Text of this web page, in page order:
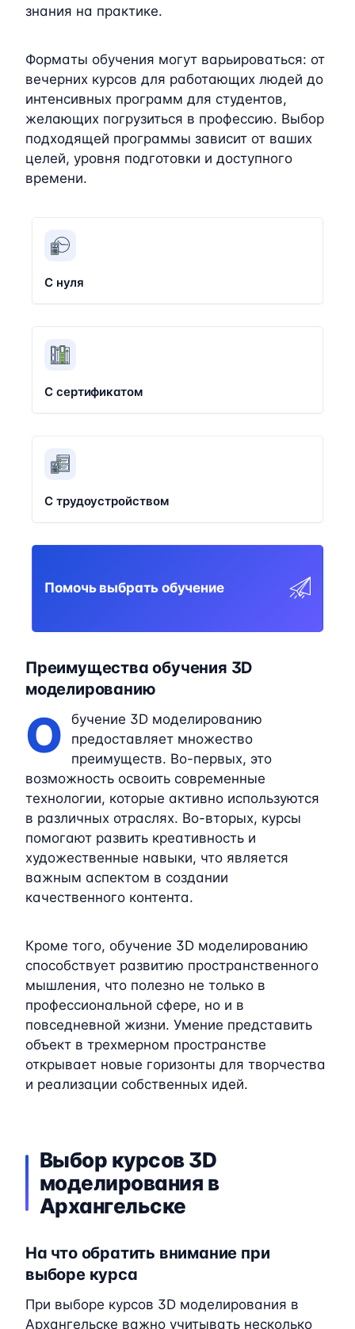
знания на практике.
Форматы обучения могут варьироваться: от
вечерних курсов для работающих людей до
интенсивных программ для студентов,
желающих погрузиться в профессию. Выбор
подходящей программы зависит от ваших
целей, уровня подготовки и доступного
времени.
С нуля
С сертификатом
С трудоустройством
Помочь выбрать обучение
Преимущества обучения 3D
моделированию
О
бучение 3D моделированию
предоставляет множество
преимуществ. Во-первых, это
возможность освоить современные
технологии, которые активно используются
в различных отраслях. Во-вторых, курсы
помогают развить креативность и
художественные навыки, что является
важным аспектом в создании
качественного контента.
Кроме того, обучение 3D моделированию
способствует развитию пространственного
мышления, что полезно не только в
профессиональной сфере, но и в
повседневной жизни. Умение представить
объект в трехмерном пространстве
открывает новые горизонты для творчества
и реализации собственных идей.
Выбор курсов 3D
моделирования в
Архангельске
На что обратить внимание при
выборе курса
При выборе курсов 3D моделирования в
Архангельске важно учитывать несколько